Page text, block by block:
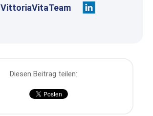
VittoriaVitaTeam
Diesen Beitrag teilen: